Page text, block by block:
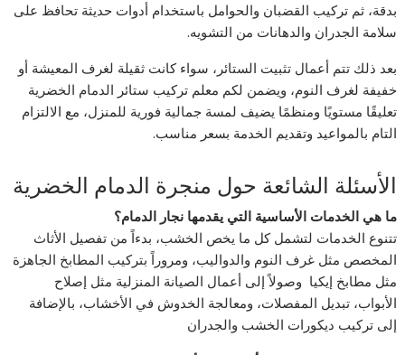
بدقة، ثم تركيب القضبان والحوامل باستخدام أدوات حديثة تحافظ على
سلامة الجدران والدهانات من التشويه.
بعد ذلك تتم أعمال تثبيت الستائر، سواء كانت ثقيلة لغرف المعيشة أو
خفيفة لغرف النوم، ويضمن لكم معلم تركيب ستائر الدمام الخضرية
تعليقًا مستويًا ومنظمًا يضيف لمسة جمالية فورية للمنزل، مع الالتزام
التام بالمواعيد وتقديم الخدمة بسعر مناسب.
الأسئلة الشائعة حول منجرة الدمام الخضرية
ما هي الخدمات الأساسية التي يقدمها نجار الدمام؟
تتنوع الخدمات لتشمل كل ما يخص الخشب، بدءاً من تفصيل الأثاث
المخصص مثل غرف النوم والدواليب، ومروراً بتركيب المطابخ الجاهزة
مثل مطابخ إيكيا وصولاً إلى أعمال الصيانة المنزلية مثل إصلاح
الأبواب، تبديل المفصلات، ومعالجة الخدوش في الأخشاب، بالإضافة
إلى تركيب ديكورات الخشب والجدران